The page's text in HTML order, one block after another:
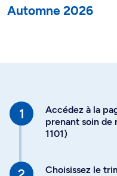
Automne 2026
Accédez à la
prenant soin de
1101)
Choisissez le